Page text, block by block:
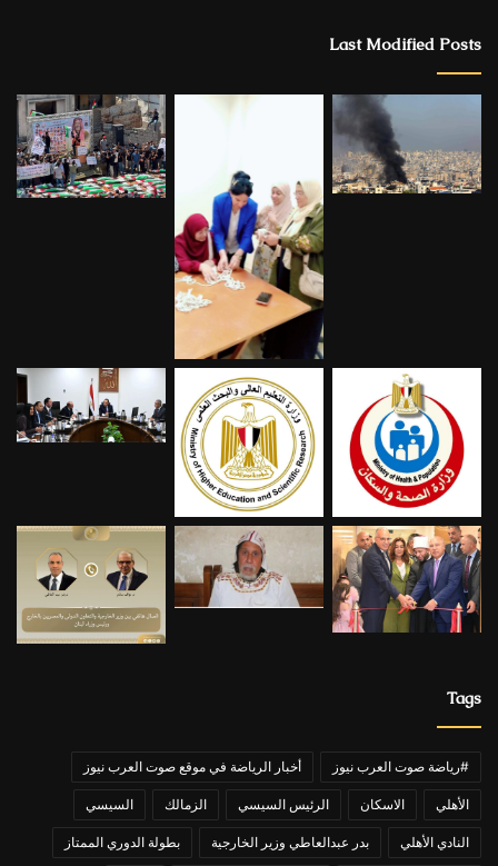
Last Modified Posts
Tags
#رياضة صوت العرب نيوز أخبار الرياضة في موقع صوت العرب نيوز
الأهلي الاسكان الرئيس السيسي الزمالك السيسي
النادي الأهلي بدر عبدالعاطي وزير الخارجية بطولة الدوري الممتاز